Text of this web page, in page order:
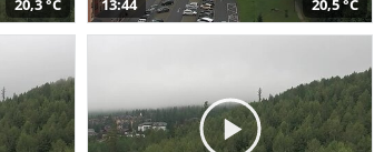
20,3 °C 13:44 20,5 °C